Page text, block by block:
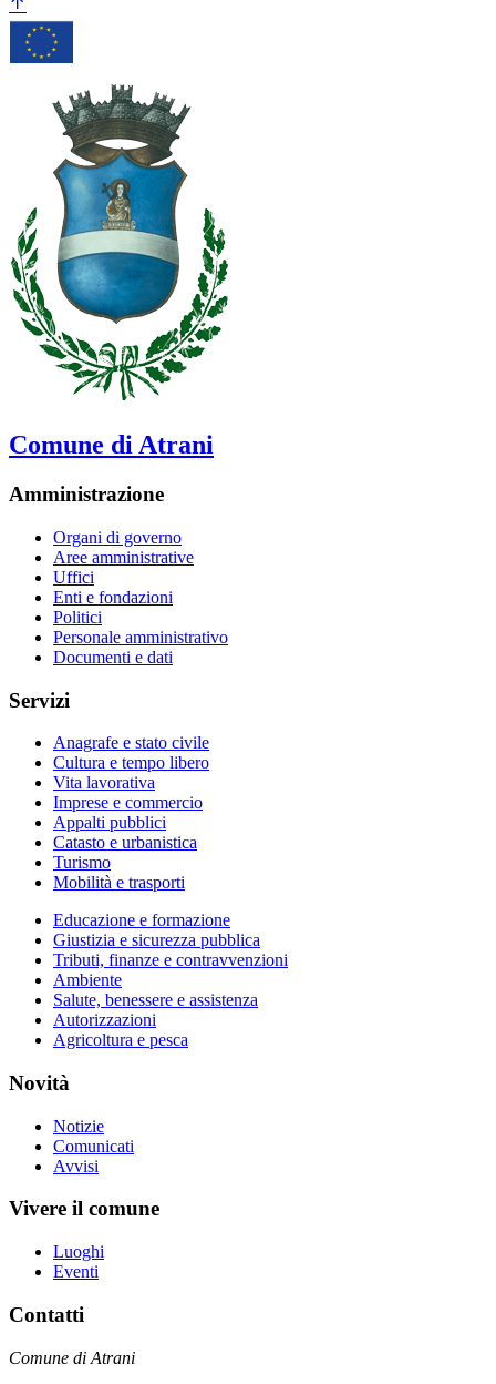
Comune di Atrani
Amministrazione
Organi di governo
Aree amministrative
Uffici
Enti e fondazioni
Politici
Personale amministrativo
Documenti e dati
Servizi
Anagrafe e stato civile
Cultura e tempo libero
Vita lavorativa
Imprese e commercio
Appalti pubblici
Catasto e urbanistica
Turismo
Mobilità e trasporti
Educazione e formazione
Giustizia e sicurezza pubblica
Tributi, finanze e contravvenzioni
Ambiente
Salute, benessere e assistenza
Autorizzazioni
Agricoltura e pesca
Novità
Notizie
Comunicati
Avvisi
Vivere il comune
Luoghi
Eventi
Contatti
Comune di Atrani